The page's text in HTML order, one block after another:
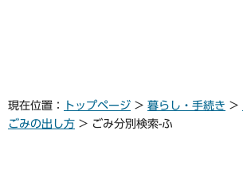
現在位置： トップページ > 暮らし・手続き >
ごみの出し方 > ごみ分別検索-ふ